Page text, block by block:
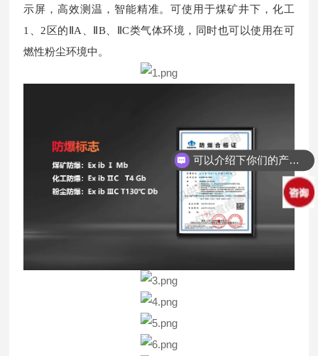
示屏，高效测温，智能精准。可使用于煤矿井下，化工
1、2区的ⅡA、ⅡB、ⅡC类气体环境，同时也可以使用在可
燃性粉尘环境中。
可以介绍下你们的产品么？